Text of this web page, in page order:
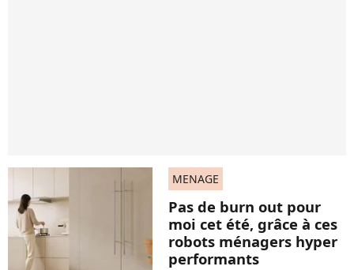
MENAGE
Pas de burn out pour
moi cet été, grâce à ces
robots ménagers hyper
performants